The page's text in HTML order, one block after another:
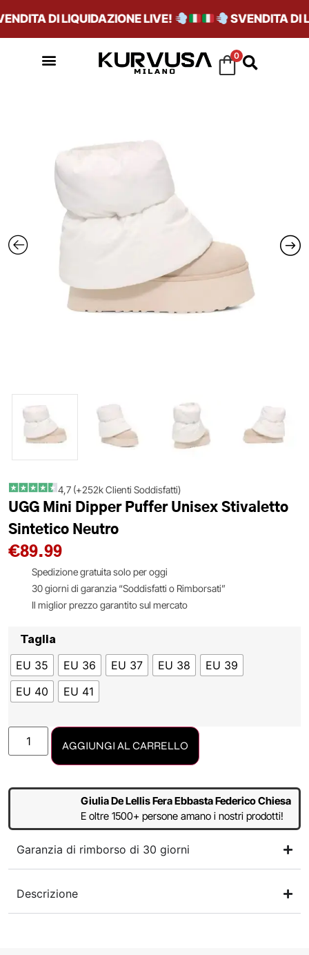
DI LIQUIDAZIONE LIVE! SVENDITA DI
0
4,7 (+252k Clienti Soddisfatti)
UGG Mini Dipper Puffer Unisex Stivaletto
Sintetico Neutro
€89.99
Spedizione gratuita solo per oggi
30 giorni di garanzia “Soddisfatti o Rimborsati”
Il miglior prezzo garantito sul mercato
Taglia
EU 35
EU 36 EU 37 EU 38
EU 39
EU 40
EU 41
AGGIUNGI AL CARRELLO
Giulia De Lellis Fera Ebbasta Federico Chiesa
E oltre 1500+ persone amano i nostri prodotti!
Garanzia di rimborso di 30 giorni
Descrizione